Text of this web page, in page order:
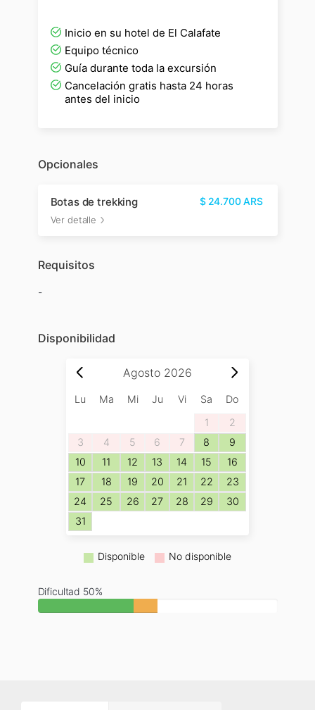
Inicio en su hotel de El Calafate
Equipo técnico
Guía durante toda la excursión
Cancelación gratis hasta 24 horas
antes del inicio
Opcionales
Botas de trekking
Ver detalle
$ 24.700ARS
Requisitos
-
Disponibilidad
Agosto 2026
Lu Ma Mi Ju Vi Sa
Do
1
2
3
4 5 6 7 8
9
10
11 12 13 14 15
16
17
18 19 20 21 22
23
24
25 26 27 28 29
30
31
Disponible No disponible
Dificultad 50%